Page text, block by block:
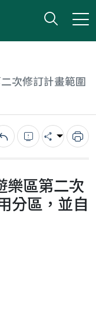
打開
小版
次修訂計畫範圍
回上一頁錯誤回報
分享 列
樂區第二次
分區，並自